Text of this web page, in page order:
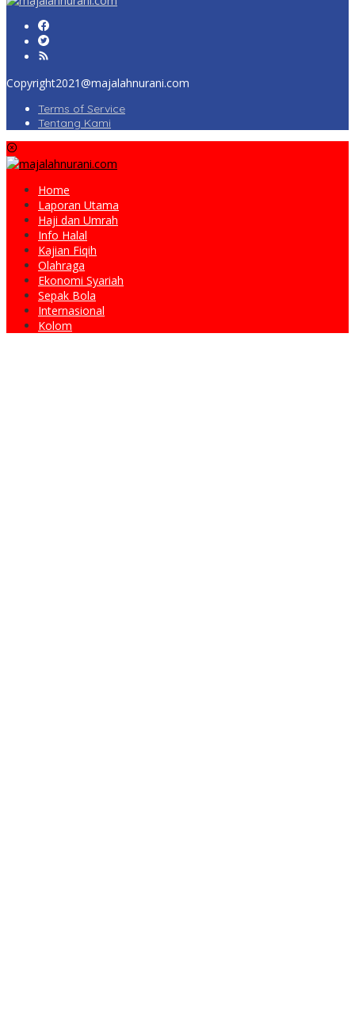
Copyright2021@majalahnurani.com
Terms of Service
Tentang Kami
Home
Laporan Utama
Haji dan Umrah
Info Halal
Kajian Fiqih
Olahraga
Ekonomi Syariah
Sepak Bola
Internasional
Kolom